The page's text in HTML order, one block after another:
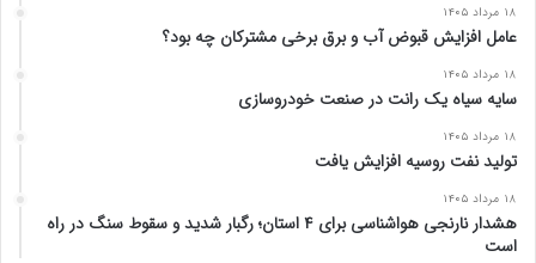
۱۸ مرداد ۱۴۰۵
عامل افزایش قبوض آب و برق برخی مشترکان چه بود؟
۱۸ مرداد ۱۴۰۵
سایه سیاه یک رانت در صنعت خودروسازی
۱۸ مرداد ۱۴۰۵
تولید نفت روسیه افزایش یافت
۱۸ مرداد ۱۴۰۵
هشدار نارنجی هواشناسی برای ۴ استان؛ رگبار شدید و سقوط سنگ در راه
است